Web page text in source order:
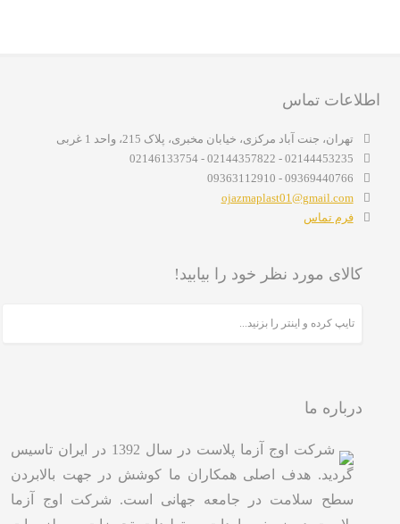
اطلاعات تماس
تهران، جنت آباد مرکزی، خیابان مخبری، پلاک 215، واحد 1 غربی
02144453235 - 02144357822 - 02146133754
09369440766 - 09363112910
ojazmaplast01@gmail.com
فرم تماس
کالای مورد نظر خود را بیابید!
درباره ما
شرکت اوج آزما پلاست در سال 1392 در ایران تاسیس
گردید. هدف اصلی همکاران ما کوشش در جهت بالابردن
سطح سلامت در جامعه جهانی است. شرکت اوج آزما